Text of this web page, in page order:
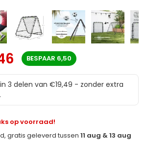
BESPAAR 6,50
3 delen van €19,49 - zonder extra
op voorraad!
gratis geleverd tussen11 aug & 13 aug